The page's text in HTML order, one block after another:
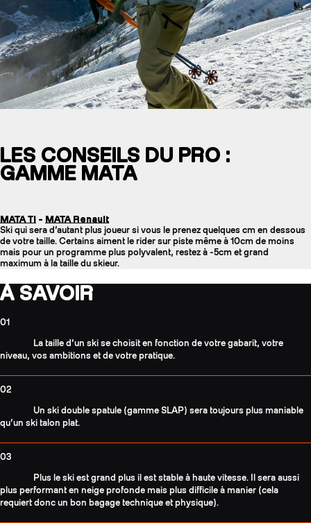
LES CONSEILS DU PRO :
GAMME MATA
MATA Ti - MATA Renault
Ski qui sera d’autant plus joueur si vous le prenez quelques cm en dessous
de votre taille. Certains aiment le rider sur piste même à 10cm de moins
mais pour un programme plus polyvalent, restez à -5cm et grand
maximum à la taille du skieur.
À SAVOIR
01
La taille d’un ski se choisit en fonction de votre gabarit, votre
niveau, vos ambitions et de votre pratique.
02
Un ski double spatule (gamme SLAP) sera toujours plus maniable
qu’un ski talon plat.
03
Plus le ski est grand plus il est stable à haute vitesse. Il sera aussi
plus performant en neige profonde mais plus difficile à manier (cela
requiert donc un bon bagage technique et physique).